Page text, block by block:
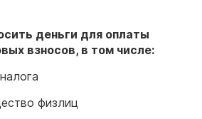
деньги для оплаты
взносов, в том числе:
физлиц